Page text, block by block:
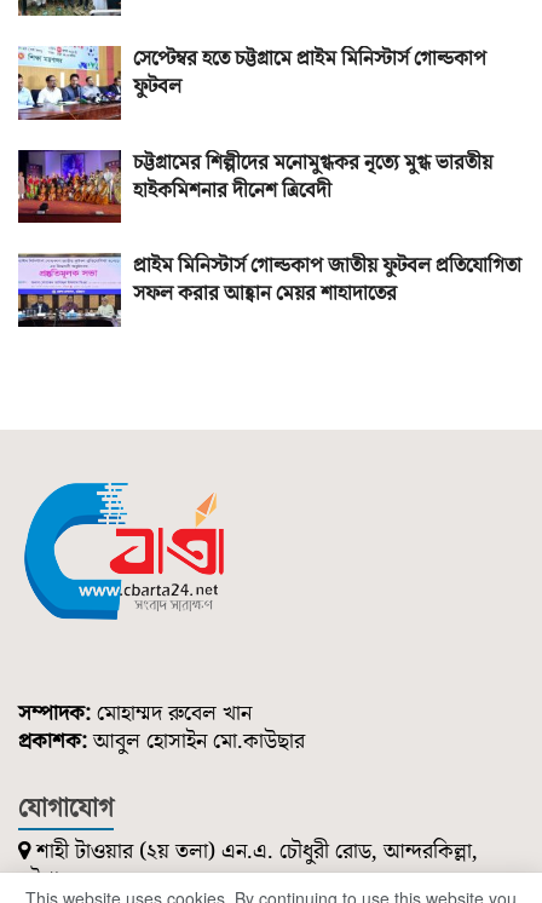
সেপ্টেম্বর হতে চট্টগ্রামে প্রাইম মিনিস্টার্স গোল্ডকাপ
ফুটবল
চট্টগ্রামের শিল্পীদের মনোমুগ্ধকর নৃত্যে মুগ্ধ ভারতীয়
হাইকমিশনার দীনেশ ত্রিবেদী
প্রাইম মিনিস্টার্স গোল্ডকাপ জাতীয় ফুটবল প্রতিযোগিতা
সফল করার আহ্বান মেয়র শাহাদাতের
সম্পাদক: মোহাম্মদ রুবেল খান
প্রকাশক:আবুল হোসাইন মো.কাউছার
যোগাযোগ
শাহী টাওয়ার (২য় তলা) এন.এ. চৌধুরী রোড, আন্দরকিল্লা,
চট্টগ্রাম।
This website uses cookies. By continuing to use this website you